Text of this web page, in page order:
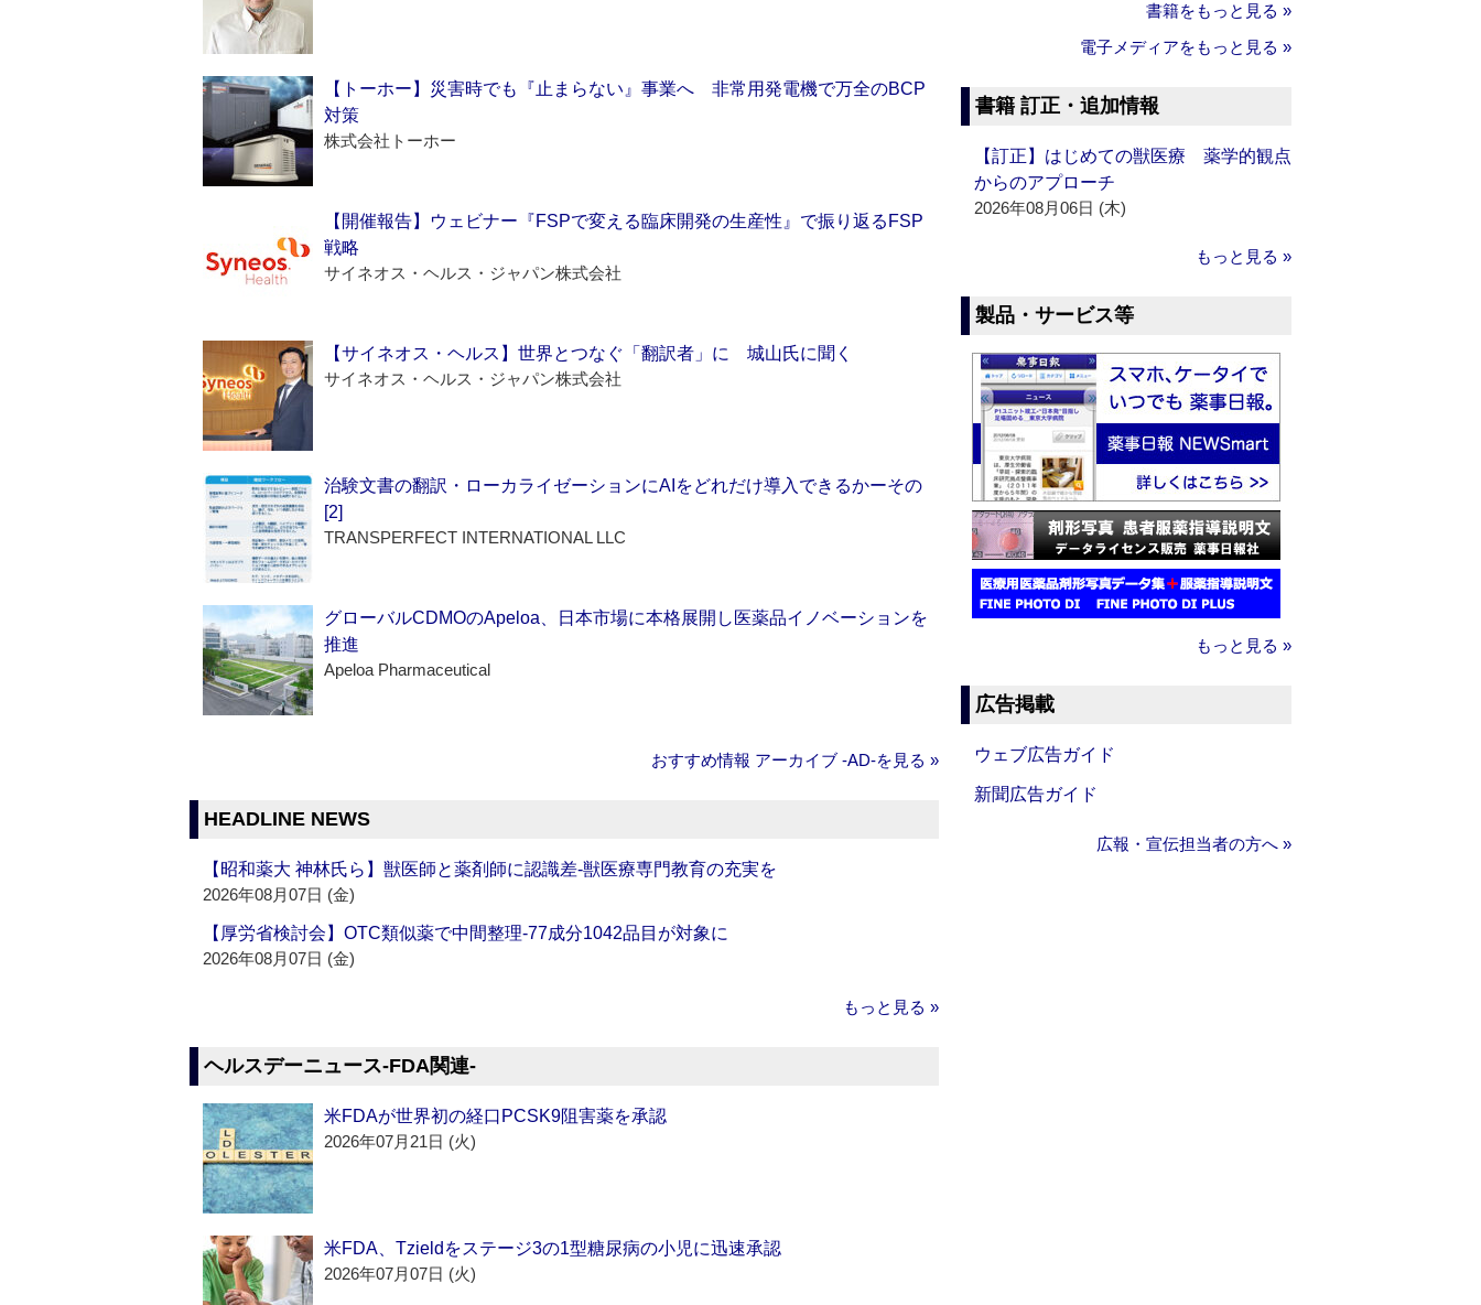
【トーホー】災害時でも『止まらない』事業へ 非常用発電機で万全のBCP
対策
株式会社トーホー
【開催報告】ウェビナー『FSPで変える臨床開発の生産性』で振り返るFSP
戦略
サイネオス・ヘルス・ジャパン株式会社
【サイネオス・ヘルス】世界とつなぐ「翻訳者」に 城山氏に聞く
サイネオス・ヘルス・ジャパン株式会社
治験文書の翻訳・ローカライゼーションにAIをどれだけ導入できるかーその
[2]
TRANSPERFECT INTERNATIONAL LLC
グローバルCDMOのApeloa、日本市場に本格展開し医薬品イノベーションを
推進
Apeloa Pharmaceutical
おすすめ情報 アーカイブ ‐AD‐を見る »
HEADLINE NEWS
【昭和薬大 神林氏ら】獣医師と薬剤師に認識差‐獣医療専門教育の充実を
2026年08月07日 (金)
【厚労省検討会】OTC類似薬で中間整理‐77成分1042品目が対象に
2026年08月07日 (金)
もっと見る »
ヘルスデーニュース‐FDA関連‐
米FDAが世界初の経口PCSK9阻害薬を承認
2026年07月21日 (火)
米FDA、Tzieldをステージ3の1型糖尿病の小児に迅速承認
2026年07月07日 (火)
書籍をもっと見る »
電子メディアをもっと見る »
書籍 訂正・追加情報
【訂正】はじめての獣医療 薬学的観点
からのアプローチ
2026年08月06日 (木)
もっと見る »
製品・サービス等
もっと見る »
広告掲載
ウェブ広告ガイド
新聞広告ガイド
広報・宣伝担当者の方へ »